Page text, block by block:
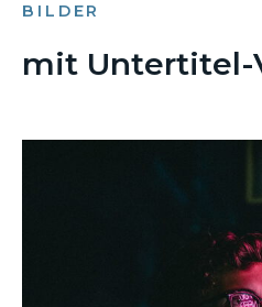
BILDER
mit Untertitel-